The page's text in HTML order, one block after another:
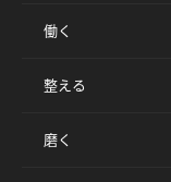
働く
整える
磨く